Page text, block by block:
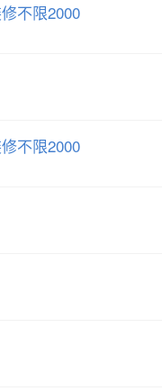
不限2000
不限2000